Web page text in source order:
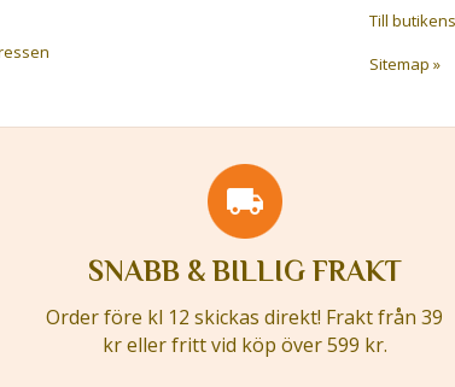
Till
Sitemap »
SNABB & BILLIG FRAKT
Order före kl 12 skickas direkt! Frakt från 39
kr eller fritt vid köp över 599 kr.